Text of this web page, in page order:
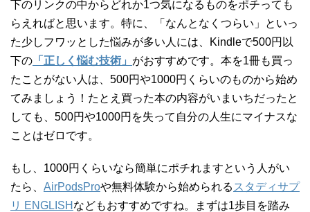
下のリンクの中からどれか1つ気になるものをポチっても
らえればと思います。特に、「なんとなくつらい」といっ
た少しフワッとした悩みが多い人には、Kindleで500円以
下の 「正しく悩む技術」 がおすすめです。本を1冊も買っ
たことがない人は、500円や1000円くらいのものから始め
てみましょう！たとえ買った本の内容がいまいちだったと
しても、500円や1000円を失って自分の人生にマイナスな
ことはゼロです。
もし、1000円くらいなら簡単にポチれますという人がい
たら、 AirPodsProや無料体験から始められる スタディサプ
リ ENGLISH などもおすすめですね。まずは1歩目を踏み